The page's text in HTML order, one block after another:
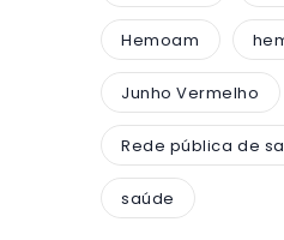
Hemoam
Junho Vermelho
Rede pública de
saúde